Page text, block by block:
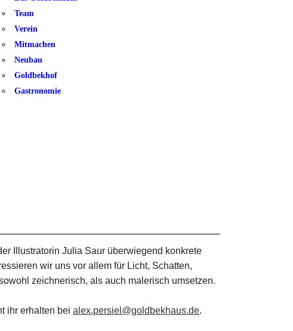
Team
Verein
Mitmachen
Neubau
Goldbekhof
Gastronomie
Illustratorin Julia Saur überwiegend konkrete
wir uns vor allem für Licht, Schatten,
zeichnerisch, als auch malerisch umsetzen.
ihr erhalten bei alex.persiel@goldbekhaus.de.